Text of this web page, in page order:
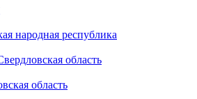
народная республика
область
область